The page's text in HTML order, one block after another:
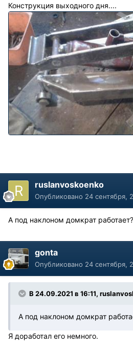
Конструкция выходного дня....
ruslanvoskoenko
Опубликовано 24 сентября,
А под наклоном домкрат работает?
gonta
Опубликовано 24 сентября,
В 24.09.2021 в 16:11,
А под наклоном домкрат
Я доработал его немного.